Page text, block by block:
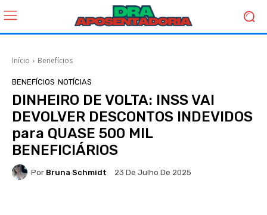
Início Benefícios
BENEFÍCIOS NOTÍCIAS
DINHEIRO DE VOLTA: INSS VAI
DEVOLVER DESCONTOS INDEVIDOS
para QUASE 500 MIL
BENEFICIÁRIOS
Por Bruna Schmidt 23 De Julho De 2025